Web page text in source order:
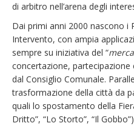
di arbitro nell’arena degli
Dai primi anni 2000 nascono i
Intervento, con ampia
sempre su iniziativa del “
concertazione,
dal Consiglio Comunale.
trasformazione della città da
quali lo spostamento della
Dritto”, “Lo Storto”, “Il